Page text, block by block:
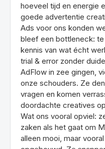
hoeveel tijd en energie
goede advertentie
Ads voor ons konden
bleef een bottleneck:
kennis van wat écht
trial & error zonder
AdFlow in zee gingen,
onze schouders. Ze
vragen en komen
doordachte creatives
Wat ons vooral opviel:
zaken als het gaat om
alleen mooi, maar